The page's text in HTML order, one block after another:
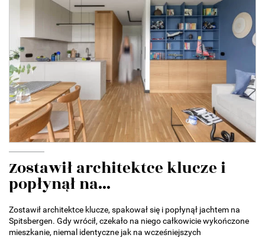
Zostawił architektce klucze i
popłynął na...
Zostawił architektce klucze, spakował się i popłynął jachtem na
Spitsbergen. Gdy wrócił, czekało na niego całkowicie wykończone
mieszkanie, niemal identyczne jak na wcześniejszych